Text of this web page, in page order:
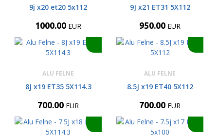
9j x20 et20 5x112
1000.00 EUR
9J x21 ET31 5X112
950.00 EUR
ALU FELNE
8J x19 ET35 5X114.3
700.00 EUR
ALU FELNE
8.5J x19 ET40 5X112
700.00 EUR